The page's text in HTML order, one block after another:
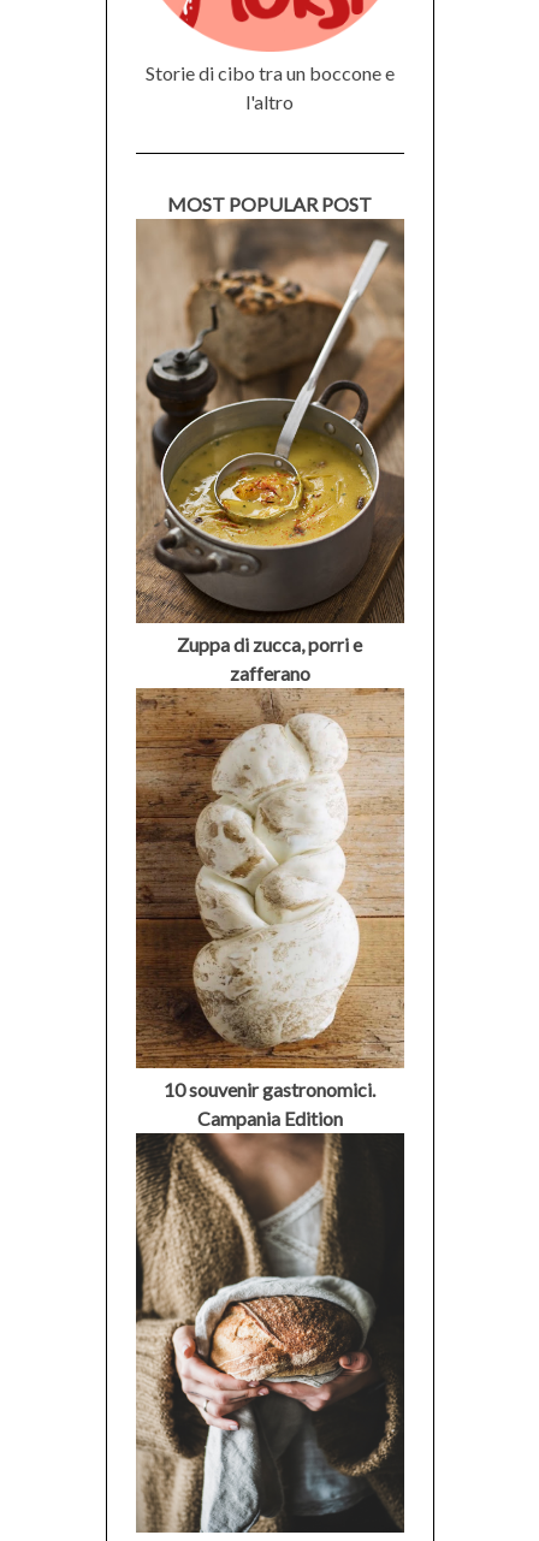
Storie di cibo tra un boccone e
l'altro
MOST POPULAR POST
Zuppa di zucca, porri e
zafferano
10 souvenir gastronomici.
Campania Edition